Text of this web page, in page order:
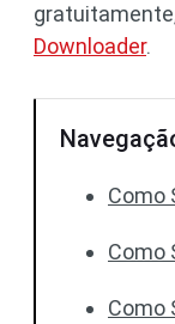
Downloader.
Como
Como
Como